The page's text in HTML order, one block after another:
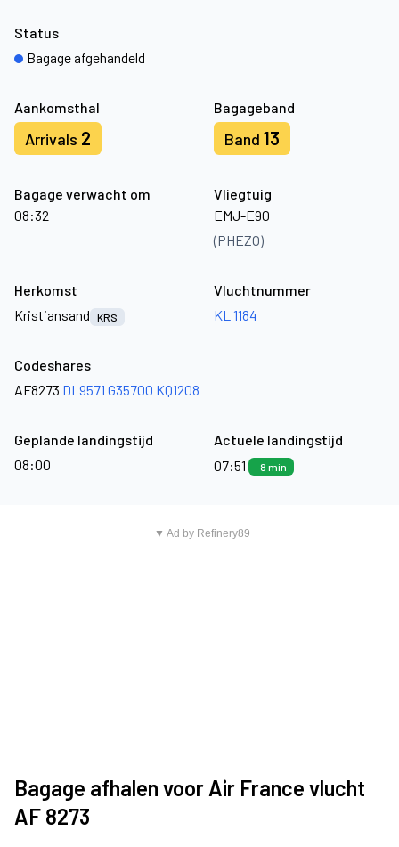
Aankomsthal
Arrivals 2
Bagageband
Band 13
Bagage verwacht om
08:32
Vliegtuig
EMJ-E90
(PHEZO)
Status
Bagage afgehandeld
Herkomst
Kristiansand
KRS
Vluchtnummer
KL 1184
Codeshares
AF8273 DL9571 G35700 KQ1208
Geplande landingstijd
08:00
Actuele landingstijd
07:51
-8 min
▼ Ad by Refinery89
Bagage afhalen voor Air France vlucht
AF 8273